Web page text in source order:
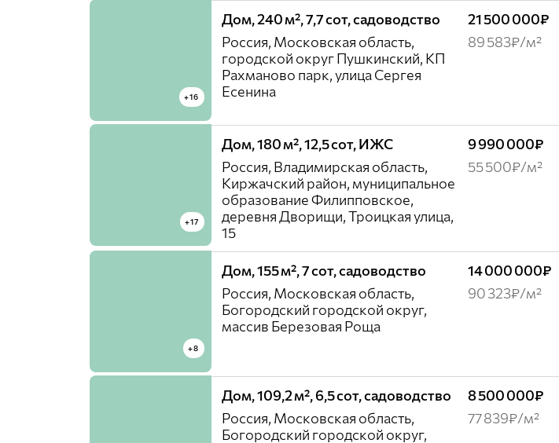
+16
Дом, 240 м², 7,7 сот, садоводство
Россия, Московская область,
городской округ Пушкинский, КП
Рахманово парк, улица Сергея
Есенина
21 500 000₽
89 583₽/м²
+17
Дом, 180 м², 12,5 сот, ИЖС
Россия, Владимирская область,
Киржачский район, муниципальное
образование Филипповское,
деревня Дворищи, Троицкая улица,
15
9 990 000₽
55 500₽/м²
+8
Дом, 155 м², 7 сот, садоводство
Россия, Московская область,
Богородский городской округ,
массив Березовая Роща
14 000 000₽
90 323₽/м²
Дом, 109,2 м², 6,5 сот, садоводство
Россия, Московская область,
Богородский городской округ,
8 500 000₽
77 839₽/м²